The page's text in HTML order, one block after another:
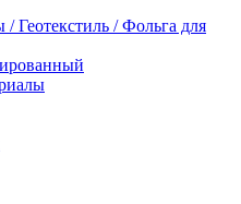
Геотекстиль / Фольга для